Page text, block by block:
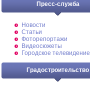
Пресс-служба
Новости
Статьи
Фоторепортажи
Видеосюжеты
Городское телевидение
Градостроительство